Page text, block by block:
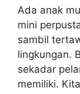
Ada anak
mini
sambil
lingkungan.
sekadar
memiliki.